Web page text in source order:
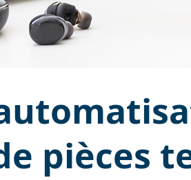
pièces